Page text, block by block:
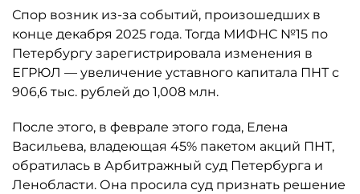
Спор возник из-за событий, произошедших в
конце декабря 2025 года. Тогда МИФНС №15 по
Петербургу зарегистрировала изменения в
ЕГРЮЛ — увеличение уставного капитала ПНТ с
906,6 тыс. рублей до 1,008 млн.
После этого, в феврале этого года, Елена
Васильева, владеющая 45% пакетом акций ПНТ,
обратилась в Арбитражный суд Петербурга и
Ленобласти. Она просила суд признать решение